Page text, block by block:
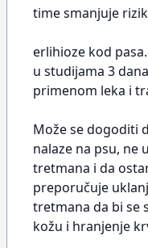
time smanjuje
erlihioze kod
u studijama 3
primenom leka i
Može se dogoditi
nalaze na psu, ne
tretmana i da
preporučuje
tretmana da bi se
kožu i hranjenje